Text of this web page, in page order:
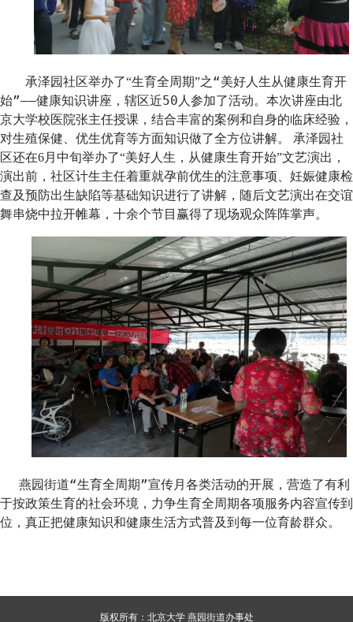
承泽园社区举办了“生育全周期”之“美好人生从健康生育开
始”——健康知识讲座，辖区近50人参加了活动。本次讲座由北
京大学校医院张主任授课，结合丰富的案例和自身的临床经验，
对生殖保健、优生优育等方面知识做了全方位讲解。
承泽园社
区还在6月中旬举办了“美好人生，从健康生育开始”文艺演出，
演出前，社区计生主任着重就孕前优生的注意事项、妊娠健康检
查及预防出生缺陷等基础知识进行了讲解，随后文艺演出在交谊
舞串烧中拉开帷幕，十余个节目赢得了现场观众阵阵掌声。
燕园街道“生育全周期”宣传月各类活动的开展，营造了有利
于按政策生育的社会环境，力争生育全周期各项服务内容宣传到
位，真正把健康知识和健康生活方式普及到每一位育龄群众。
版权所有：北京大学 燕园街道办事处